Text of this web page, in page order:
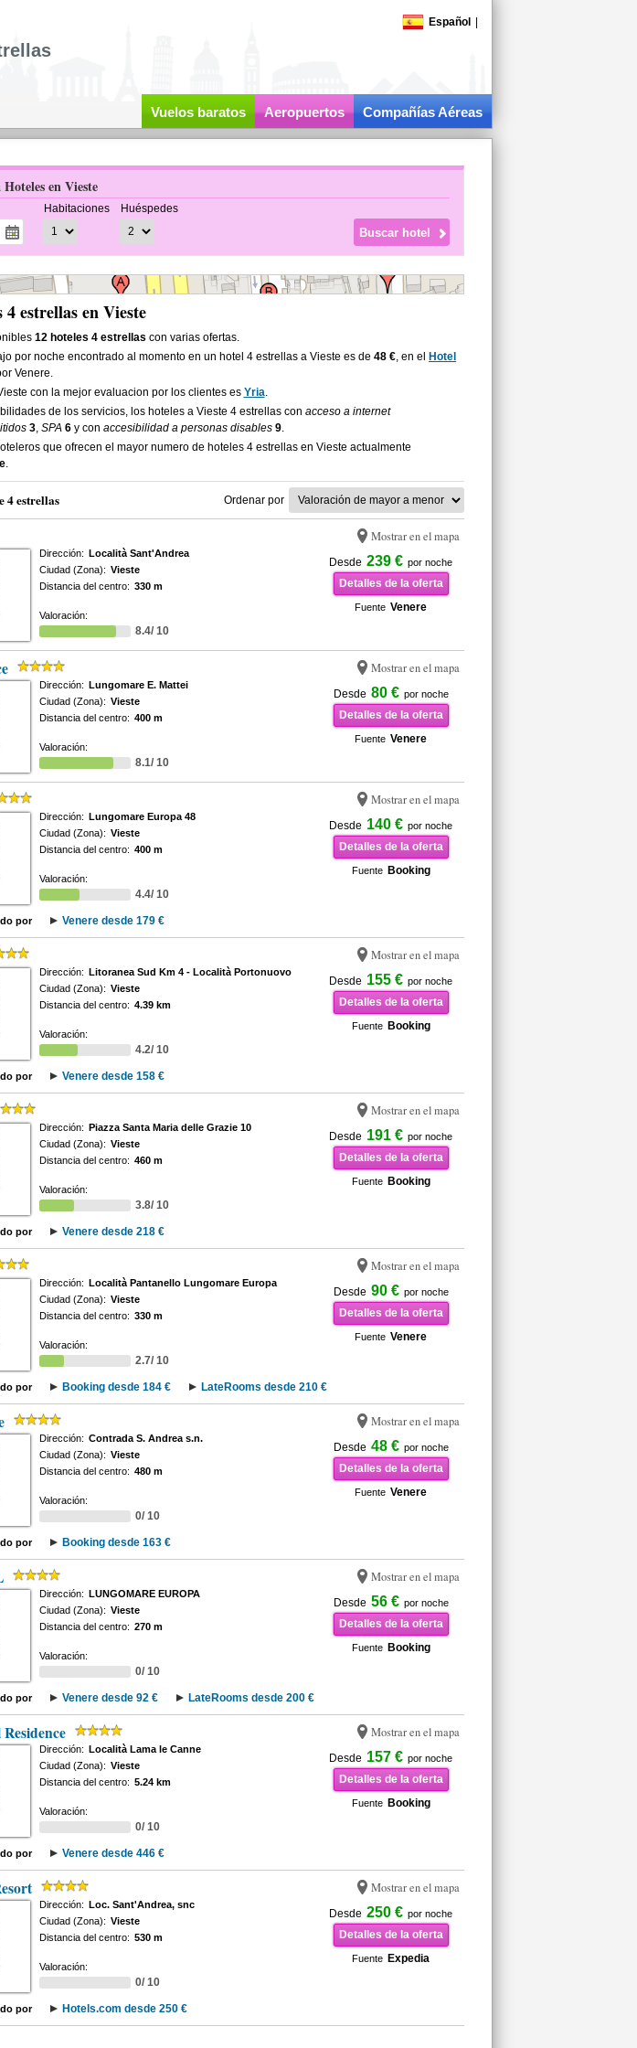
Español
Vuelos baratos Aeropuertos Compañías Aéreas
en Vieste
Habitaciones Huéspedes
estrellas en Vieste
12 hoteles 4 estrellas con varias ofertas.
por noche encontrado al momento en un hotel 4 estrellas a Vieste es de48 €, en el
Hotel
Venere.
con la mejor evaluacion por los clientes es Yria.
de los servicios, los hoteles a Vieste 4 estrellas con acceso a internet
3, SPA 6y con accesibilidad a personas disables 9.
que ofrecen el mayor numero de hoteles 4 estrellas en Vieste actualmente
.
4 estrellas Ordenar por
Mostrar en el mapa
Desde 239 € por noche
Detalles de la oferta
Fuente Venere
Dirección: Località Sant'Andrea
Ciudad (Zona): Vieste
Distancia del centro: 330 m
Valoración:
8.4/ 10
Mostrar en el mapa
Desde 80 € por noche
Detalles de la oferta
Fuente Venere
Dirección: Lungomare E. Mattei
Ciudad (Zona): Vieste
Distancia del centro: 400 m
Valoración:
8.1/ 10
Mostrar en el mapa
Desde 140 € por noche
Detalles de la oferta
Fuente Booking
Dirección: Lungomare Europa 48
Ciudad (Zona): Vieste
Distancia del centro: 400 m
Valoración:
4.4/ 10
por Venere desde 179 €
Mostrar en el mapa
Desde 155 € por noche
Detalles de la oferta
Fuente Booking
Dirección: Litoranea Sud Km 4 - Località Portonuovo
Ciudad (Zona): Vieste
Distancia del centro: 4.39 km
Valoración:
4.2/ 10
por Venere desde 158 €
Mostrar en el mapa
Desde 191 € por noche
Detalles de la oferta
Fuente Booking
Dirección: Piazza Santa Maria delle Grazie 10
Ciudad (Zona): Vieste
Distancia del centro: 460 m
Valoración:
3.8/ 10
por Venere desde 218 €
Mostrar en el mapa
Desde 90 € por noche
Detalles de la oferta
Fuente Venere
Dirección: Località Pantanello Lungomare Europa
Ciudad (Zona): Vieste
Distancia del centro: 330 m
Valoración:
2.7/ 10
por Booking desde 184 € LateRooms desde 210 €
Mostrar en el mapa
Desde 48 € por noche
Detalles de la oferta
Fuente Venere
Dirección: Contrada S. Andrea s.n.
Ciudad (Zona): Vieste
Distancia del centro: 480 m
Valoración:
0/ 10
por Booking desde 163 €
Mostrar en el mapa
Desde 56 € por noche
Detalles de la oferta
Fuente Booking
Dirección: LUNGOMARE EUROPA
Ciudad (Zona): Vieste
Distancia del centro: 270 m
Valoración:
0/ 10
por Venere desde 92 € LateRooms desde 200 €
Mostrar en el mapa
Desde 157 € por noche
Detalles de la oferta
Fuente Booking
Dirección: Località Lama le Canne
Ciudad (Zona): Vieste
Distancia del centro: 5.24 km
Valoración:
0/ 10
por Venere desde 446 €
Mostrar en el mapa
Desde 250 € por noche
Detalles de la oferta
Fuente Expedia
Dirección: Loc. Sant'Andrea, snc
Ciudad (Zona): Vieste
Distancia del centro: 530 m
Valoración:
0/ 10
por Hotels.com desde 250 €